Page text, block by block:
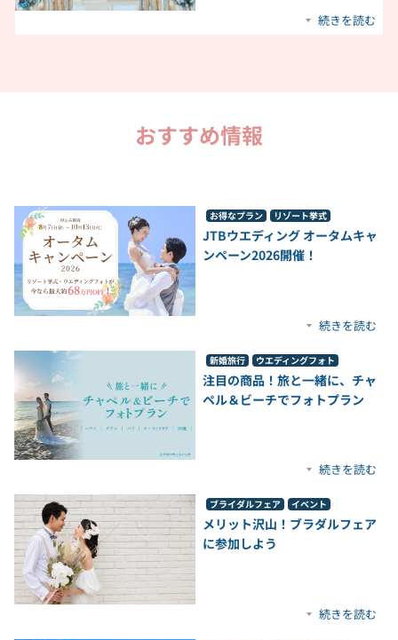
続きを読む
おすすめ情報
お得なプラン リゾート挙式
JTBウエディング オータムキャ
ンペーン2026開催！​
続きを読む
新婚旅行 ウエディングフォト
注目の商品！旅と一緒に、チャ
ペル＆ビーチでフォトプラン
続きを読む
ブライダルフェア イベント
メリット沢山！ブラダルフェア
に参加しよう
続きを読む